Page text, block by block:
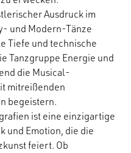
Ausdruck im
und Modern-Tänze
Tiefe und technische
Tanzgruppe Energie und
die Musical-
mitreißenden
begeistern.
ist eine einzigartige
und Emotion, die die
feiert. Ob